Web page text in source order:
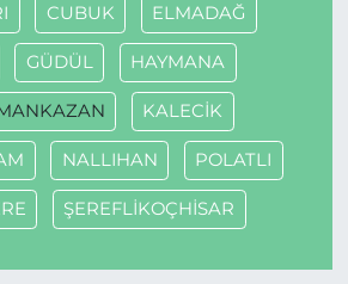
CUBUK ELMADAĞ
GÜDÜL HAYMANA
KALECİK
NALLIHAN POLATLI
ŞEREFLİKOÇHİSAR